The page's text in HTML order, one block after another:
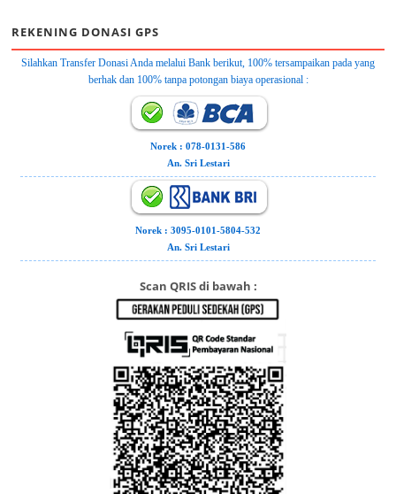
REKENING DONASI GPS
Silahkan Transfer Donasi Anda melalui Bank berikut, 100% tersampaikan pada yang
berhak dan 100% tanpa potongan biaya operasional :
Norek : 078-0131-586
An. Sri Lestari
Norek : 3095-0101-5804-532
An. Sri Lestari
Scan QRIS di bawah :